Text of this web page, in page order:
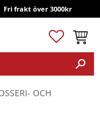
Fri frakt över 3000kr
Favoriter
OCH